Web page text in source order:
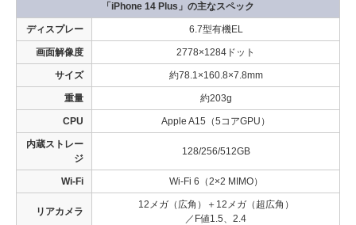
「iPhone 14 Plus」の主なスペック
ディスプレー 6.7型有機EL
画面解像度 2778×1284ドット
サイズ 約78.1×160.8×7.8mm
重量 約203g
CPU Apple A15（5コアGPU）
内蔵ストレー
ジ
128/256/512GB
Wi-Fi Wi-Fi 6（2×2 MIMO）
リアカメラ
12メガ（広角）＋12メガ（超広角）
／F値1.5、2.4